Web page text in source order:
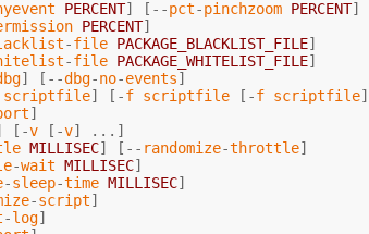
PERCENT] [--pct-pinchzoom PERCENT]
PERCENT]
-file PACKAGE_BLACKLIST_FILE]
-file PACKAGE_WHITELIST_FILE]
] [--dbg-no-events]
scriptfile] [-f scriptfile [-f scriptfile]
]
[-v [-v]
...]
MILLISEC] [-- randomize-throttle]
-wait MILLISEC]
-sleep-time MILLISEC]
-script]
-log]